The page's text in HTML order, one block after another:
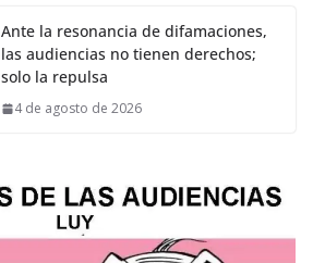
Ante la resonancia de difamaciones,
las audiencias no tienen derechos;
solo la repulsa
4 de agosto de 2026